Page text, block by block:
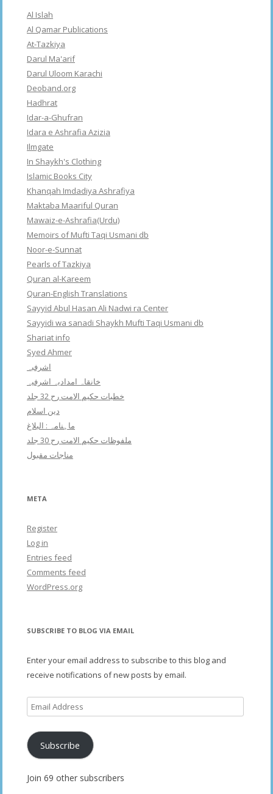
Al Islah
Al Qamar Publications
At-Tazkiya
Darul Ma'arif
Darul Uloom Karachi
Deoband.org
Hadhrat
Idar-a-Ghufran
Idara e Ashrafia Azizia
Ilmgate
In Shaykh's Clothing
Islamic Books City
Khanqah Imdadiya Ashrafiya
Maktaba Maariful Quran
Mawaiz-e-Ashrafia(Urdu)
Memoirs of Mufti Taqi Usmani db
Noor-e-Sunnat
Pearls of Tazkiya
Quran al-Kareem
Quran-English Translations
Sayyid Abul Hasan Ali Nadwi ra Center
Sayyidi wa sanadi Shaykh Mufti Taqi Usmani db
Shariat info
Syed Ahmer
اشرفبہ
خانقاہ امدادیہ اشرفیہ
خطبات حکیم الامت رح 32 جلد
دین اسلام
ماہنامہ : البلاغ
ملفوظات حکیم الامت رح 30 جلد
مناجات مقبول
META
Register
Log in
Entries feed
Comments feed
WordPress.org
SUBSCRIBE TO BLOG VIA EMAIL
Enter your email address to subscribe to this blog and
receive notifications of new posts by email.
Email
Address
Subscribe
Join 69 other subscribers